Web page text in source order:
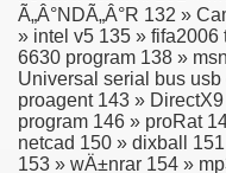
Ã„Â°NDÃ„Â°R 132 »
» intel v5 135 »
6630 program 138 »
Universal serial bus
proagent 143 »
program 146 » proRat
netcad 150 » dixball
153 » wÄ±nrar 154 »